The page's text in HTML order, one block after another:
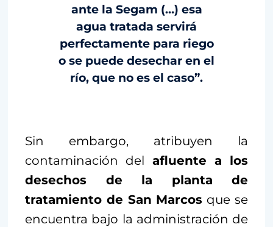
ante la Segam (…) esa
agua tratada servirá
perfectamente para riego
o se puede desechar en el
río, que no es el caso”.
Sin embargo, atribuyen la
contaminación del afluente a los
desechos de la planta de
tratamiento de San Marcos que se
encuentra bajo la administración de